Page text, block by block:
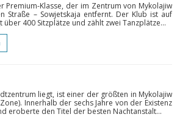
Premium-Klasse, der im Zentrum von Mykolajiw
Straße – Sowjetskaja entfernt. Der Klub ist auf
400 Sitzplätze und zählt zwei Tanzplätze...
liegt, ist einer der größten in Mykolajiw
Innerhalb der sechs Jahre von der Existenz
eroberte den Titel der besten Nachtanstalt...